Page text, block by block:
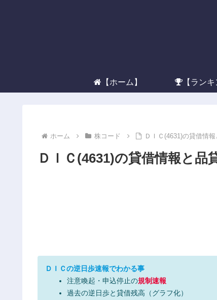
【ホーム】 【ランキ
ホーム 株コード ＤＩＣ(4631)の貸借情
ＤＩＣ(4631)の貸借情報と品
ＤＩＣの逆日歩速報でわかる事
注意喚起・申込停止の規制速報
過去の逆日歩と貸借残高（グラフ化）